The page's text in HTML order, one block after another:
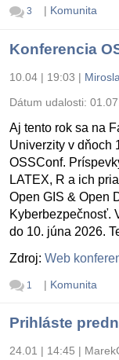
3 | Komunita
Konferencia
10.04 | 19:03 |
Dátum udalosti:
Aj tento rok sa na
Univerzity v dňoch
OSSConf.
LATEX, R a ich
Open GIS & Open
Kyberbezpečnosť.
do 10. júna 2026.
Zdroj: Web
1 | Komunita
Prihláste
24.01 | 14:45 |